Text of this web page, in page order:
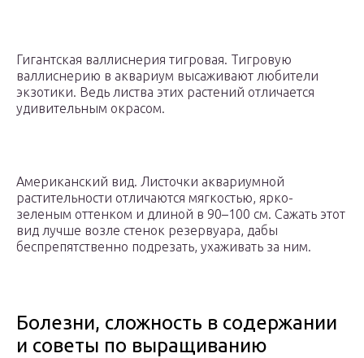
Гигантская валлиснерия тигровая. Тигровую
валлиснерию в аквариум высаживают любители
экзотики. Ведь листва этих растений отличается
удивительным окрасом.
Американский вид. Листочки аквариумной
растительности отличаются мягкостью, ярко-
зеленым оттенком и длиной в 90–100 см. Сажать этот
вид лучше возле стенок резервуара, дабы
беспрепятственно подрезать, ухаживать за ним.
Болезни, сложность в содержании
и советы по выращиванию